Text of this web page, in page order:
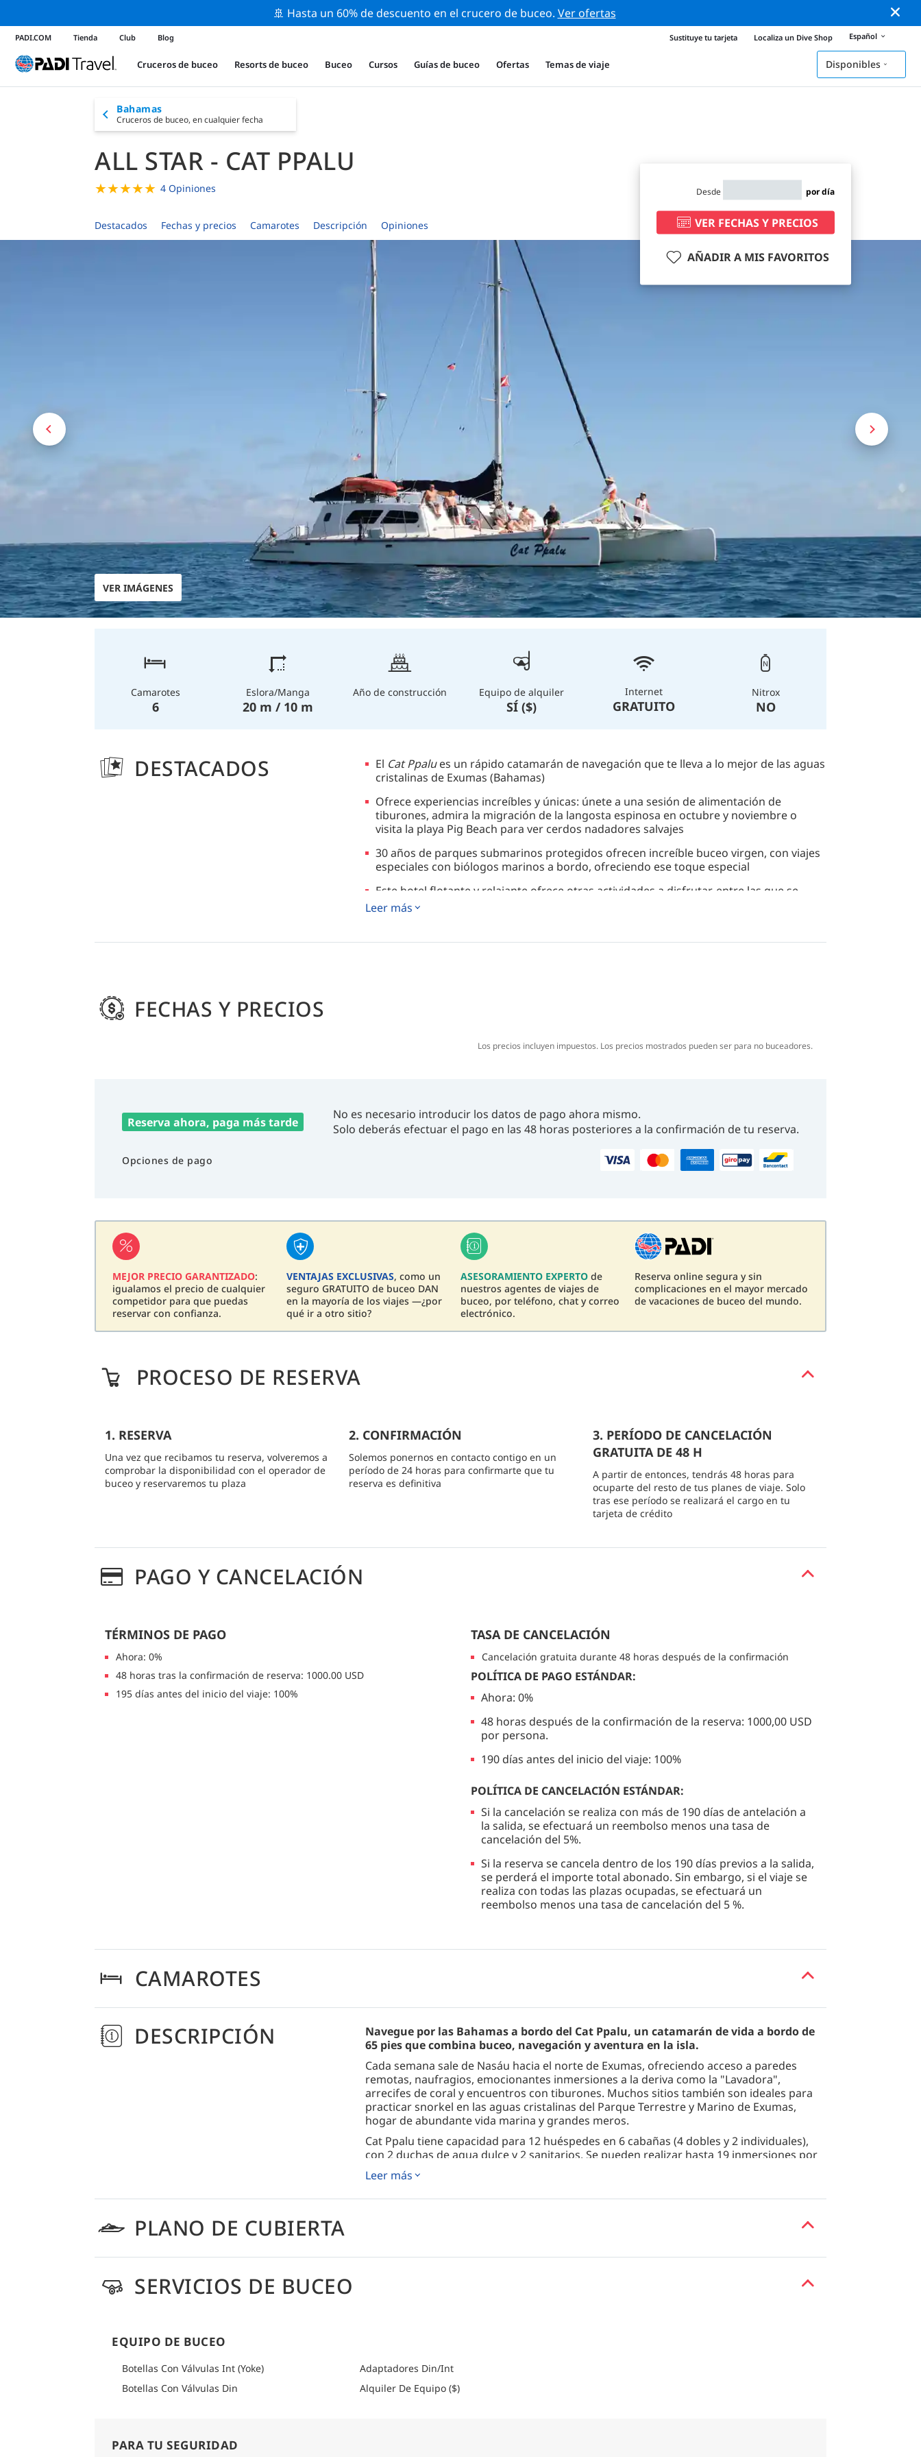
🚢 Hasta un 60% de descuento en el crucero de buceo. Ver ofertas
PADI.COM Tienda Club Blog Sustituye tu tarjeta Localiza un Dive Shop Español
Cruceros de buceo Resorts de buceo Buceo Cursos Guías de buceo Ofertas Temas de viaje Disponibles
Bahamas
Cruceros de buceo, en cualquier fecha
ALL STAR - CAT PPALU
★★★★★ 4 Opiniones
Destacados Fechas y precios Camarotes Descripción Opiniones
Desde por día
VER FECHAS Y PRECIOS
AÑADIR A MIS FAVORITOS
VER IMÁGENES
Camarotes
6
Eslora/Manga
20 m / 10 m
Año de construcción Equipo de alquiler
SÍ ($)
Internet
GRATUITO
Nitrox
NO
DESTACADOS El Cat Ppalues un rápido catamarán de navegación que te lleva a lo mejor de las aguas
cristalinas de Exumas (Bahamas)
Ofrece experiencias increíbles y únicas: únete a una sesión de alimentación de
tiburones, admira la migración de la langosta espinosa en octubre y noviembre o
visita la playa Pig Beach para ver cerdos nadadores salvajes
30 años de parques submarinos protegidos ofrecen increíble buceo virgen, con viajes
especiales con biólogos marinos a bordo, ofreciendo ese toque especial
Este hotel flotante y relajante ofrece otras actividades a disfrutar, entre las que se
incluyen snorkel, surf de vela, kayak, surf de remo, avistamiento de pájaros y
Leer más
FECHAS Y PRECIOS
Los precios incluyen impuestos. Los precios mostrados pueden ser para no buceadores.
Reserva ahora, paga más tarde
No es necesario introducir los datos de pago ahora mismo.
Solo deberás efectuar el pago en las 48 horas posteriores a la confirmación de tu reserva.
Opciones de pago
MEJOR PRECIO GARANTIZADO:
igualamos el precio de cualquier
competidor para que puedas
reservar con confianza.
VENTAJAS EXCLUSIVAS, como un
seguro GRATUITO de buceo DAN
en la mayoría de los viajes —¿por
qué ir a otro sitio?
ASESORAMIENTO EXPERTO de
nuestros agentes de viajes de
buceo, por teléfono, chat y correo
electrónico.
Reserva online segura y sin
complicaciones en el mayor mercado
de vacaciones de buceo del mundo.
PROCESO DE RESERVA
1. RESERVA
Una vez que recibamos tu reserva, volveremos a
comprobar la disponibilidad con el operador de
buceo y reservaremos tu plaza
2. CONFIRMACIÓN
Solemos ponernos en contacto contigo en un
período de 24 horas para confirmarte que tu
reserva es definitiva
3. PERÍODO DE CANCELACIÓN
GRATUITA DE 48 H
A partir de entonces, tendrás 48 horas para
ocuparte del resto de tus planes de viaje. Solo
tras ese período se realizará el cargo en tu
tarjeta de crédito
PAGO Y CANCELACIÓN
TÉRMINOS DE PAGO
Ahora: 0%
48 horas tras la confirmación de reserva: 1000.00 USD
195 días antes del inicio del viaje: 100%
TASA DE CANCELACIÓN
Cancelación gratuita durante 48 horas después de la confirmación
POLÍTICA DE PAGO ESTÁNDAR:
Ahora: 0%
48 horas después de la confirmación de la reserva: 1000,00 USD
por persona.
190 días antes del inicio del viaje: 100%
POLÍTICA DE CANCELACIÓN ESTÁNDAR:
Si la cancelación se realiza con más de 190 días de antelación a
la salida, se efectuará un reembolso menos una tasa de
cancelación del 5%.
Si la reserva se cancela dentro de los 190 días previos a la salida,
se perderá el importe total abonado. Sin embargo, si el viaje se
realiza con todas las plazas ocupadas, se efectuará un
reembolso menos una tasa de cancelación del 5 %.
CAMAROTES
DESCRIPCIÓN
Navegue por las Bahamas a bordo del Cat Ppalu, un catamarán de vida a bordo de
65 pies que combina buceo, navegación y aventura en la isla.
Cada semana sale de Nasáu hacia el norte de Exumas, ofreciendo acceso a paredes
remotas, naufragios, emocionantes inmersiones a la deriva como la "Lavadora",
arrecifes de coral y encuentros con tiburones. Muchos sitios también son ideales para
practicar snorkel en las aguas cristalinas del Parque Terrestre y Marino de Exumas,
hogar de abundante vida marina y grandes meros.
Cat Ppalu tiene capacidad para 12 huéspedes en 6 cabañas (4 dobles y 2 individuales),
con 2 duchas de agua dulce y 2 sanitarios. Se pueden realizar hasta 19 inmersiones por
semana, pero también se puede optar por practicar kayak, paddleboard, snorkel,
observar aves o recorrer senderos naturales en islas deshabitadas. El ambiente es
relajado, sin itinerarios fijos y con tiempo de sobra para explorar.
intereses especiales, este crucero de vela es ideal para buceadores y aventureros que
Leer más
PLANO DE CUBIERTA
SERVICIOS DE BUCEO
EQUIPO DE BUCEO
Botellas Con Válvulas Int (Yoke)
Botellas Con Válvulas Din
Adaptadores Din/Int
Alquiler De Equipo ($)
PARA TU SEGURIDAD